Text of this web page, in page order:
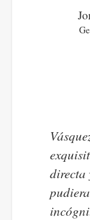
directa